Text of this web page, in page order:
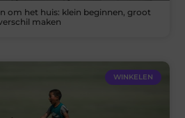
om het huis: klein beginnen, groot
maken
WINKELEN